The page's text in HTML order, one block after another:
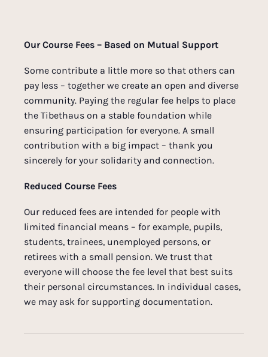
Our Course Fees – Based on Mutual Support
Some contribute a little more so that others can
pay less – together we create an open and diverse
community. Paying the regular fee helps to place
the Tibethaus on a stable foundation while
ensuring participation for everyone. A small
contribution with a big impact – thank you
sincerely for your solidarity and connection.
Reduced Course Fees
Our reduced fees are intended for people with
limited financial means – for example, pupils,
students, trainees, unemployed persons, or
retirees with a small pension. We trust that
everyone will choose the fee level that best suits
their personal circumstances. In individual cases,
we may ask for supporting documentation.